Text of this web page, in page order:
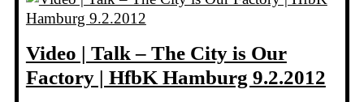
Video | Talk – The City is Our
Factory | HfbK Hamburg 9.2.2012